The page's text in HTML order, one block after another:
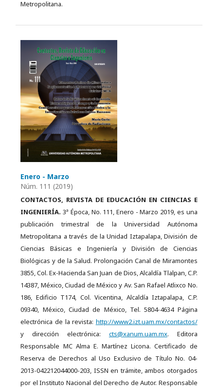
Metropolitana.
Enero - Marzo
Núm. 111 (2019)
CONTACTOS, REVISTA DE EDUCACIÓN EN CIENCIAS E
INGENIERÍA. 3ª Época, No. 111, Enero - Marzo 2019, es una
publicación trimestral de la Universidad Autónoma
Metropolitana a través de la Unidad Iztapalapa, División de
Ciencias Básicas e Ingeniería y División de Ciencias
Biológicas y de la Salud. Prolongación Canal de Miramontes
3855, Col. Ex-Hacienda San Juan de Dios, Alcaldía Tlalpan, C.P.
14387, México, Ciudad de México y Av. San Rafael Atlixco No.
186, Edificio T174, Col. Vicentina, Alcaldía Iztapalapa, C.P.
09340, México, Ciudad de México, Tel. 5804-4634 Página
electrónica de la revista: http://www2.izt.uam.mx/contactos/
y dirección electrónica: cts@xanum.uam.mx. Editora
Responsable MC Alma E. Martínez Licona. Certificado de
Reserva de Derechos al Uso Exclusivo de Título No. 04-
2013-042212044000-203, ISSN en trámite, ambos otorgados
por el Instituto Nacional del Derecho de Autor. Responsable